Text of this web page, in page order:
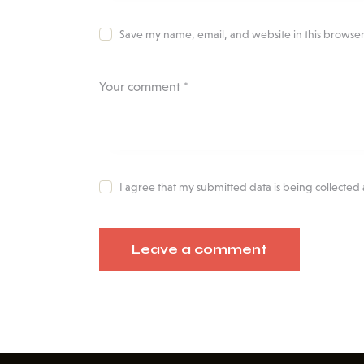
Save my name, email, and website in this
I agree that my submitted data is beingcollected